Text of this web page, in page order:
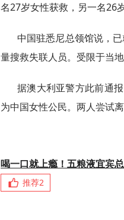
名27岁女性获救，另一名26
中国驻悉尼总领馆说，
量搜救失联人员。受限于当
据澳大利亚警方此前通
为中国女性公民。两人尝试
喝一口就上瘾！五粮液宜宾
推荐2